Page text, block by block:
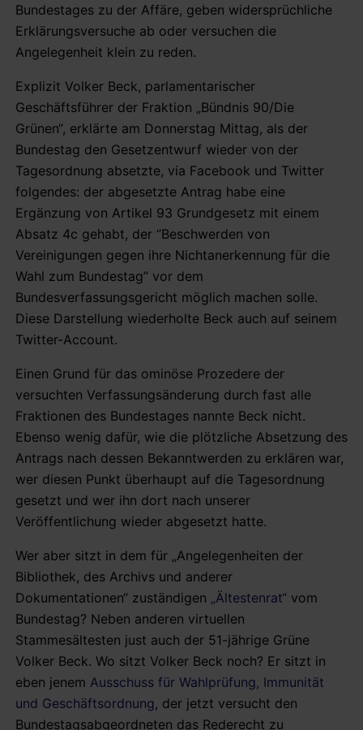
Bundestages zu der Affäre, geben widersprüchliche
Erklärungsversuche ab oder versuchen die
Angelegenheit klein zu reden.
Explizit Volker Beck, parlamentarischer
Geschäftsführer der Fraktion „Bündnis 90/Die
Grünen“, erklärte am Donnerstag Mittag, als der
Bundestag den Gesetzentwurf wieder von der
Tagesordnung absetzte, via Facebook und Twitter
folgendes: der abgesetzte Antrag habe eine
Ergänzung von Artikel 93 Grundgesetz mit einem
Absatz 4c gehabt, der “Beschwerden von
Vereinigungen gegen ihre Nichtanerkennung für die
Wahl zum Bundestag” vor dem
Bundesverfassungsgericht möglich machen solle.
Diese Darstellung wiederholte Beck auch auf seinem
Twitter-Account.
Einen Grund für das ominöse Prozedere der
versuchten Verfassungsänderung durch fast alle
Fraktionen des Bundestages nannte Beck nicht.
Ebenso wenig dafür, wie die plötzliche Absetzung des
Antrags nach dessen Bekanntwerden zu erklären war,
wer diesen Punkt überhaupt auf die Tagesordnung
gesetzt und wer ihn dort nach unserer
Veröffentlichung wieder abgesetzt hatte.
Wer aber sitzt in dem für „Angelegenheiten der
Bibliothek, des Archivs und anderer
Dokumentationen“ zuständigen „Ältestenrat“ vom
Bundestag? Neben anderen virtuellen
Stammesältesten just auch der 51-jährige Grüne
Volker Beck. Wo sitzt Volker Beck noch? Er sitzt in
eben jenem Ausschuss für Wahlprüfung, Immunität
und Geschäftsordnung, der jetzt versucht den
Bundestagsabgeordneten das Rederecht zu